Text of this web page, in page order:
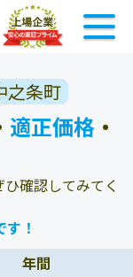
之条町
適正価格 ・
確認してみてく
！
年間